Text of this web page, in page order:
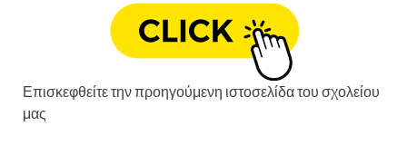
Επισκεφθείτε την προηγούμενη ιστοσελίδα του σχολείου
μας